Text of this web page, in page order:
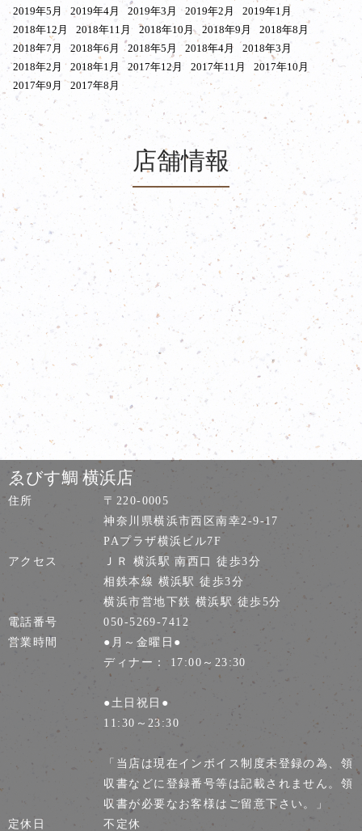
2019年5月
2019年4月 2019年3月 2019年2月
2019年1月
2018年12月
2018年11月 2018年10月 2018年9月
2018年8月
2018年7月
2018年6月 2018年5月 2018年4月
2018年3月
2018年2月
2018年1月 2017年12月 2017年11月
2017年10月
2017年9月
2017年8月
店舗情報
ゑびす鯛 横浜店
住所
〒220-0005
神奈川県横浜市西区南幸2-9-17
PAプラザ横浜ビル7F
アクセス
ＪＲ 横浜駅 南西口 徒歩3分
相鉄本線 横浜駅 徒歩3分
横浜市営地下鉄 横浜駅 徒歩5分
電話番号
050-5269-7412
営業時間
●月～金曜日●
ディナー： 17:00～23:30
●土日祝日●
11:30～23:30
「当店は現在インボイス制度未登録の為、領
収書などに登録番号等は記載されません。領
収書が必要なお客様はご留意下さい。」
定休日
不定休